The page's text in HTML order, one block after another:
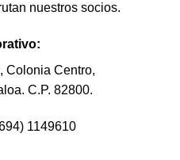
nuestros socios.
Colonia Centro,
C.P. 82800.
1149610